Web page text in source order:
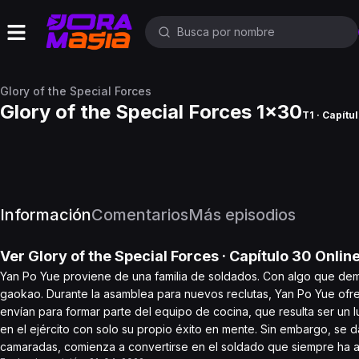
Glory of the Special Forces
Glory of the Special Forces 1x30T1 ·
InformaciónComentariosMás episodios
Ver Glory of the Special Forces · Capítulo 30
Yan Po Yue proviene de una familia de soldados. Con algo que
gaokao. Durante la asamblea para nuevos reclutas, Yan Po Yue
envían para formar parte del equipo de cocina, que resulta ser un
en el ejército con solo su propio éxito en mente. Sin embargo, se
camaradas, comienza a convertirse en el soldado que siempre ha